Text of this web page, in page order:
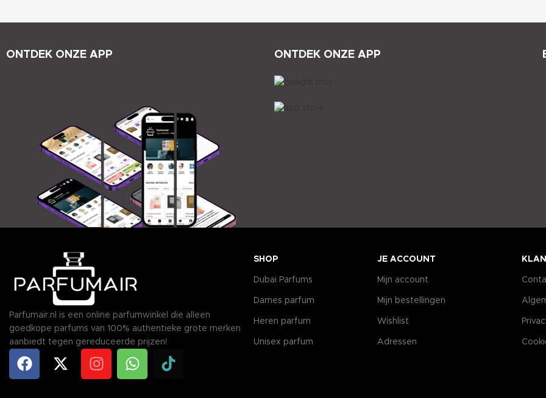
ONTDEK ONZE APP ONTDEK ONZE APP
Parfumair.nl is een online parfumwinkel die alleen
goedkope parfums van 100% authentieke grote merken
aanbiedt tegen gereduceerde prijzen!
SHOP
Dubai Parfums
Dames parfum
Heren parfum
Unisex parfum
JE ACCOUNT
Mijn account
Mijn bestellingen
Wishlist
Adressen